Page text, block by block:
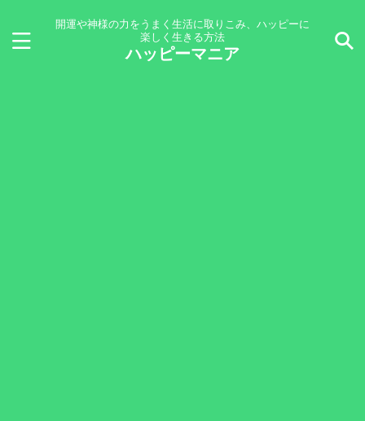
開運や神様の力をうまく生活に取りこみ、ハッピーに
楽しく生きる方法
ハッピーマニア